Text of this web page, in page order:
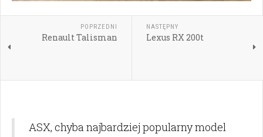
POPRZEDNI
Renault Talisman
NASTĘPNY
Lexus RX 200t
ASX, chyba najbardziej popularny model